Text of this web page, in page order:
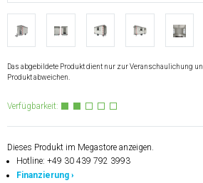
Das abgebildete Produkt dient nur zur Veranschaulichung
Produkt abweichen.
Verfügbarkeit:
Dieses Produkt im Megastore anzeigen.
Hotline: +49 30 439 792 3993
Finanzierung ›